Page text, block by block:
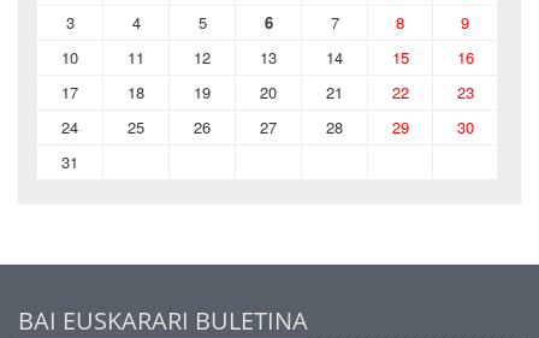
3
4 5 6 7 8
9
10
11 12 13 14 15
16
17
18 19 20 21 22
23
24
25 26 27 28 29
30
31
BAI EUSKARARI BULETINA